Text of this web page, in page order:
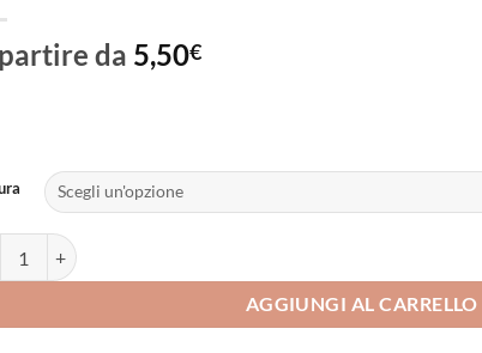
da 5,50€
OH1200 Drop Shot Weedless quantità
AGGIUNGI AL CARRELLO